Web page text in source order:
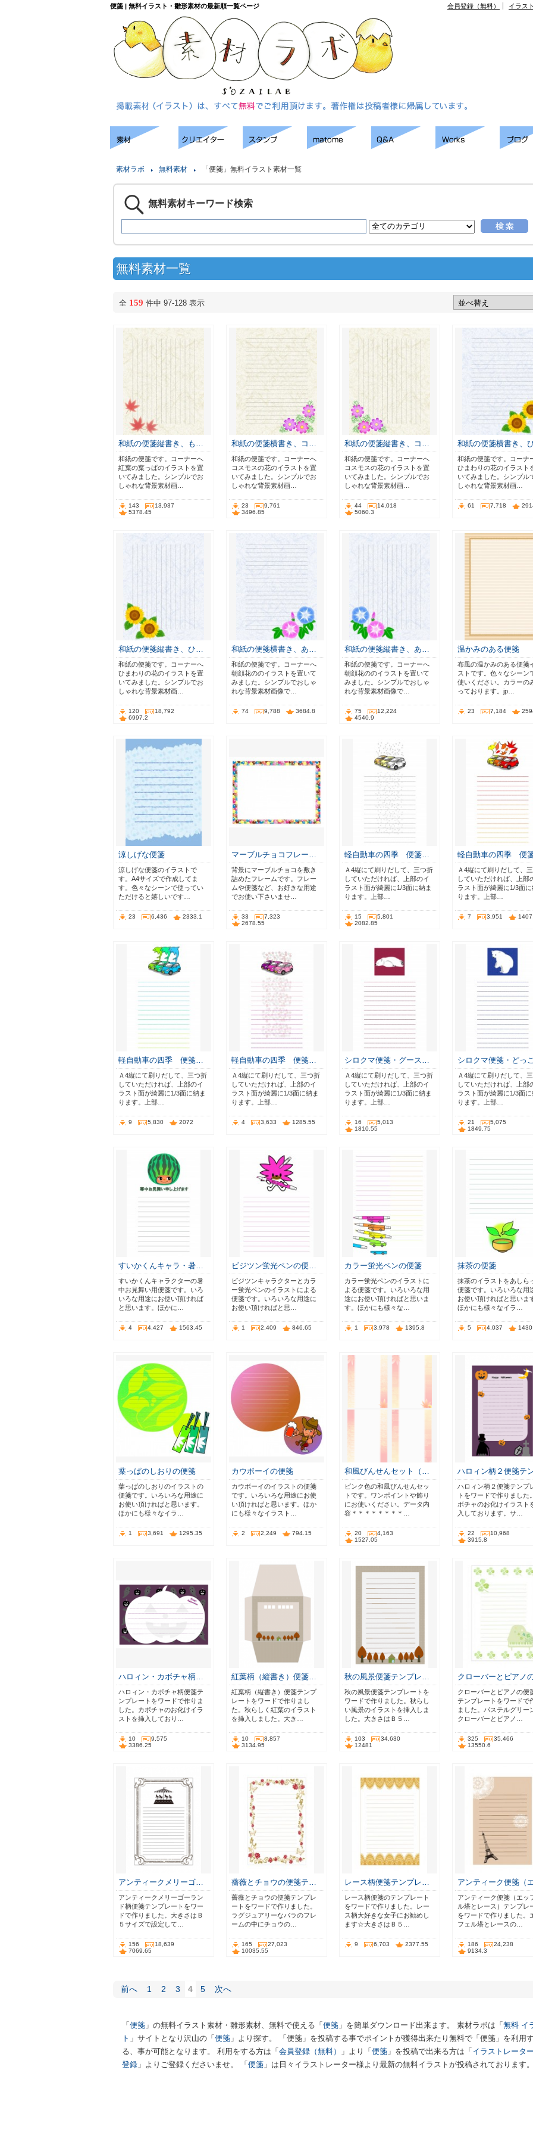
便箋 | 無料イラスト・雛形素材の最新順一覧ページ 会員登録（無料） イラス
素材ラボ 無料素材 「便箋」無料イラスト素材一覧
無料素材キーワード検索
無料素材一覧
全 159 件中 97-128 表示
和紙の便箋縦書き、も…
和紙の便箋です。コーナーへ
紅葉の葉っぱのイラストを置
いてみました。シンプルでお
しゃれな背景素材画…
143
13,937
5378.45
和紙の便箋横書き、コ…
和紙の便箋です。コーナーへ
コスモスの花のイラストを置
いてみました。シンプルでお
しゃれな背景素材画…
23
9,761
3496.85
和紙の便箋縦書き、コ…
和紙の便箋です。コーナーへ
コスモスの花のイラストを置
いてみました。シンプルでお
しゃれな背景素材画…
44
14,018
5060.3
和紙の便箋横書き、
和紙の便箋です。コーナ
ひまわりの花のイラスト
いてみました。シンプル
しゃれな背景素材画…
61 7,718
和紙の便箋縦書き、ひ…
和紙の便箋です。コーナーへ
ひまわりの花のイラストを置
いてみました。シンプルでお
しゃれな背景素材画…
120
18,792
6997.2
和紙の便箋横書き、あ…
和紙の便箋です。コーナーへ
朝顔花ののイラストを置いて
みました。シンプルでおしゃ
れな背景素材画像で…
74 9,788 3684.8
和紙の便箋縦書き、あ…
和紙の便箋です。コーナーへ
朝顔花ののイラストを置いて
みました。シンプルでおしゃ
れな背景素材画像で…
75
12,224
4540.9
温かみのある便箋
布風の温かみのある便箋
ストです。色々なシーン
使いください。カラーの
っております。jp…
23 7,184
涼しげな便箋
涼しげな便箋のイラストで
す。A4サイズで作成してま
す。色々なシーンで使ってい
ただけると嬉しいです…
23 6,436 2333.1
マーブルチョコフレー…
背景にマーブルチョコを敷き
詰めたフレームです。フレー
ムや便箋など、お好きな用途
でお使い下さいませ…
33
7,323
2678.55
軽自動車の四季 便箋…
Ａ4縦にて刷りだして、三つ折
していただければ、上部のイ
ラスト面が綺麗に1/3面に納ま
ります。上部…
15
5,801
2082.85
軽自動車の四季 便
Ａ4縦にて刷りだして、
していただければ、上部
ラスト面が綺麗に1/3面に
ります。上部…
7 3,951
軽自動車の四季 便箋…
Ａ4縦にて刷りだして、三つ折
していただければ、上部のイ
ラスト面が綺麗に1/3面に納ま
ります。上部…
9 5,830 2072
軽自動車の四季 便箋…
Ａ4縦にて刷りだして、三つ折
していただければ、上部のイ
ラスト面が綺麗に1/3面に納ま
ります。上部…
4 3,633 1285.55
シロクマ便箋・グース…
Ａ4縦にて刷りだして、三つ折
していただければ、上部のイ
ラスト面が綺麗に1/3面に納ま
ります。上部…
16
5,013
1810.55
シロクマ便箋・どっ
Ａ4縦にて刷りだして、
していただければ、上部
ラスト面が綺麗に1/3面に
ります。上部…
21
5,075
1849.75
すいかくんキャラ・暑…
すいかくんキャラクターの暑
中お見舞い用便箋です。いろ
いろな用途にお使い頂ければ
と思います。ほかに…
4 4,427 1563.45
ビジツン蛍光ペンの便…
ビジツンキャラクターとカラ
ー蛍光ペンのイラストによる
便箋です。いろいろな用途に
お使い頂ければと思…
1 2,409 846.65
カラー蛍光ペンの便箋
カラー蛍光ペンのイラストに
よる便箋です。いろいろな用
途にお使い頂ければと思いま
す。ほかにも様々な…
1 3,978 1395.8
抹茶の便箋
抹茶のイラストをあしら
便箋です。いろいろな用
お使い頂ければと思いま
ほかにも様々なイラ…
5 4,037
葉っぱのしおりの便箋
葉っぱのしおりのイラストの
便箋です。いろいろな用途に
お使い頂ければと思います。
ほかにも様々なイラ…
1 3,691 1295.35
カウボーイの便箋
カウボーイのイラストの便箋
です。いろいろな用途にお使
い頂ければと思います。ほか
にも様々なイラスト…
2 2,249 794.15
和風びんせんセット（…
ピンク色の和風びんせんセッ
トです。ワンポイントや飾り
にお使いください。データ内
容＊＊＊＊＊＊＊＊…
20
4,163
1527.05
ハロィン柄２便箋テ
ハロィン柄２便箋テンプ
トをワードで作りました
ボチャのお化けイラスト
入しております。サ…
22
10,968
3915.8
ハロィン・カボチャ柄…
ハロィン・カボチャ柄便箋テ
ンプレートをワードで作りま
した。カボチャのお化けイラ
ストを挿入しており…
10
9,575
3386.25
紅葉柄（縦書き）便箋…
紅葉柄（縦書き）便箋テンプ
レートをワードで作りまし
た。秋らしく紅葉のイラスト
を挿入しました。大き…
10
8,857
3134.95
秋の風景便箋テンプレ…
秋の風景便箋テンプレートを
ワードで作りました。秋らし
い風景のイラストを挿入しま
した。大きさはＢ５…
103
34,630
12481
クローバーとピアノ
クローバーとピアノの便
テンプレートをワードで
ました。パステルグリー
クローバーとピアノ…
325
35,466
13550.6
アンティークメリーゴ…
アンティークメリーゴーラン
ド柄便箋テンプレートをワー
ドで作りました。大きさはＢ
５サイズで設定して…
156
18,639
7069.65
薔薇とチョウの便箋テ…
薔薇とチョウの便箋テンプレ
ートをワードで作りました。
ラグジュアリーなバラのフレ
ームの中にチョウの…
165
27,023
10035.55
レース柄便箋テンプレ…
レース柄便箋のテンプレート
をワードで作りました。レー
ス柄大好きな女子にお勧めし
ます☆大きさはＢ５…
9 6,703 2377.55
アンティーク便箋（
アンティーク便箋（エッ
ル塔とレース）テンプレ
をワードで作りました。
フェル塔とレースの…
186
24,238
9134.3
前へ 1 2 3 4 5 次へ
「 便箋 」の無料イラスト素材・雛形素材、無料で使える「 便箋 」を簡単ダウンロード出来ます。 素材ラボは「 無料 イ
ト 」サイトとなり沢山の「 便箋 」より探す。 「便箋」を投稿する事でポイントが獲得出来たり無料で「便箋」を利用す
る、事が可能となります。 利用をする方は「 会員登録（無料） 」より「 便箋 」を投稿で出来る方は「 イラストレータ
登録 」よりご登録くださいませ。 「 便箋 」は日々イラストレーター様より最新の無料イラストが投稿されております。